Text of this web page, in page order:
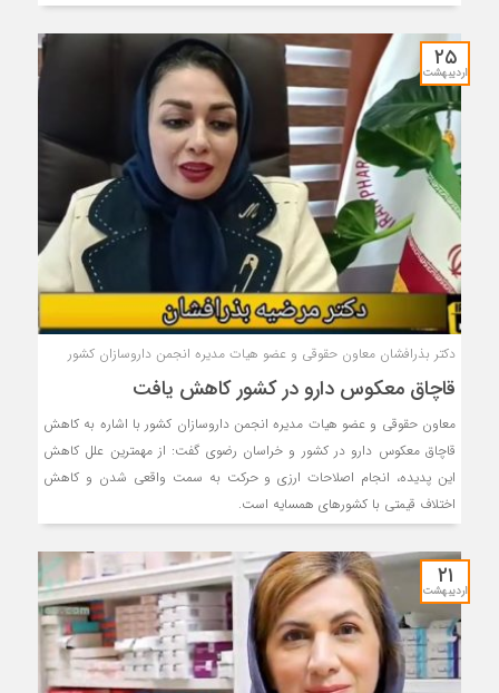
۲۵
اردیبهشت
دکتر بذرافشان معاون حقوقی و عضو هیات مدیره انجمن داروسازان کشور
قاچاق معکوس دارو در کشور کاهش یافت
معاون حقوقی و عضو هیات مدیره انجمن داروسازان کشور با اشاره به کاهش
قاچاق معکوس دارو در کشور و خراسان رضوی گفت: از مهمترین علل کاهش
این پدیده، انجام اصلاحات ارزی و حرکت به سمت واقعی شدن و کاهش
اختلاف قیمتی با کشورهای همسایه است.
۲۱
اردیبهشت